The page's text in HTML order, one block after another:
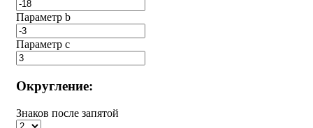
Параметр b
Параметр с
Округление:
Знаков после запятой